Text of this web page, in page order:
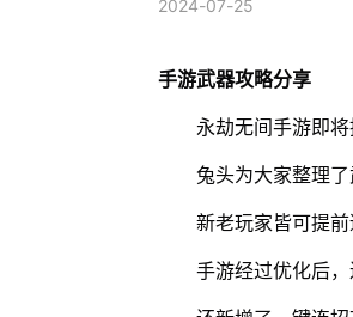
2024-07-25
手游武器攻略分享
永劫无间手游即将
兔头为大家整理了
新老玩家皆可提前
手游经过优化后，